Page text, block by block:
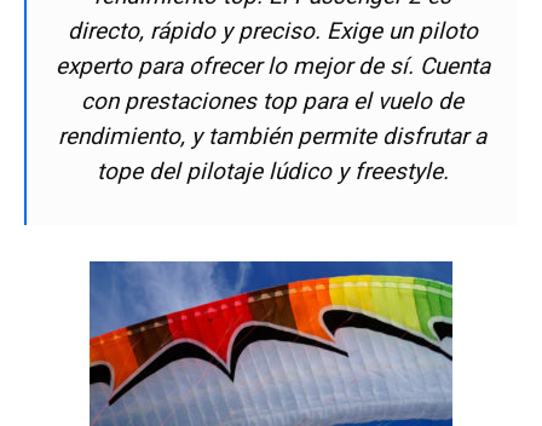
directo, rápido y preciso. Exige un piloto
experto para ofrecer lo mejor de sí. Cuenta
con prestaciones top para el vuelo de
rendimiento, y también permite disfrutar a
tope del pilotaje lúdico y freestyle.